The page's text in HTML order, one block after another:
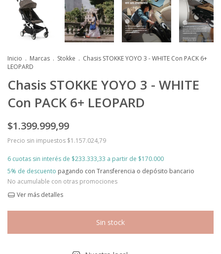
Inicio . Marcas . Stokke . Chasis STOKKE YOYO 3 - WHITE Con PACK 6+
LEOPARD
Chasis STOKKE YOYO 3 - WHITE
Con PACK 6+ LEOPARD
$1.399.999,99
Precio sin impuestos $1.157.024,79
6 cuotas sin interés de $233.333,33
5% de descuento pagando con Transferencia o depósito bancario
No acumulable con otras promociones
Ver más detalles